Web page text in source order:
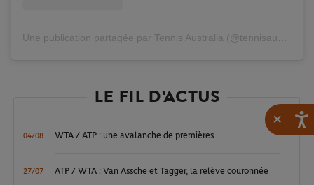
×
Une publication partagée par Tennis Australia (@tennisaustralia)
LE FIL D'ACTUS
04/08 WTA / ATP : une avalanche de premières
27/07 ATP / WTA : Van Assche et Tagger, la relève couronnée